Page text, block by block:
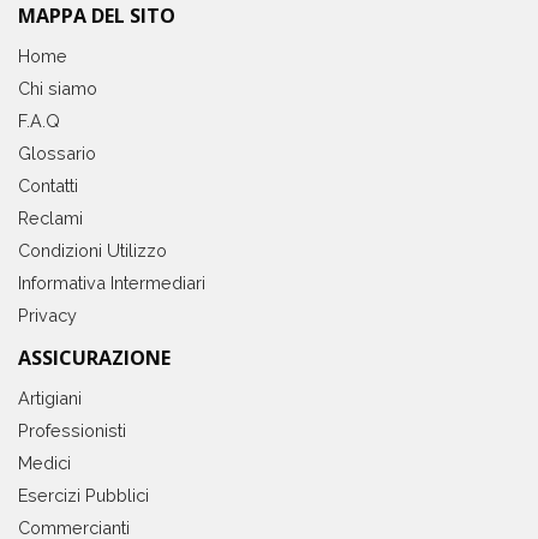
MAPPA DEL SITO
Home
Chi siamo
F.A.Q
Glossario
Contatti
Reclami
Condizioni Utilizzo
Informativa Intermediari
Privacy
ASSICURAZIONE
Artigiani
Professionisti
Medici
Esercizi Pubblici
Commercianti